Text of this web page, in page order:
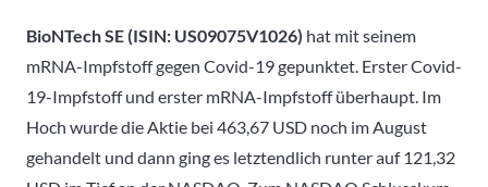
BioNTech SE (ISIN: US09075V1026) hat mit seinem
mRNA-Impfstoff gegen Covid-19 gepunktet. Erster Covid-
19-Impfstoff und erster mRNA-Impfstoff überhaupt. Im
Hoch wurde die Aktie bei 463,67 USD noch im August
gehandelt und dann ging es letztendlich runter auf 121,32